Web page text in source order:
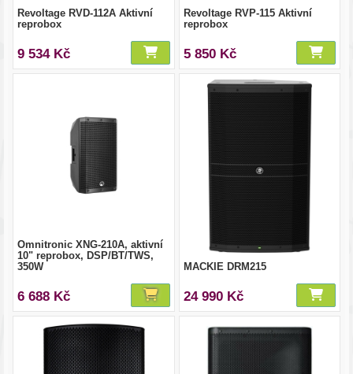
Revoltage RVD-112A Aktivní
reprobox
9 534 Kč
Revoltage RVP-115 Aktivní
reprobox
5 850 Kč
Omnitronic XNG-210A, aktivní
10" reprobox, DSP/BT/TWS,
350W
6 688 Kč
MACKIE DRM215
24 990 Kč